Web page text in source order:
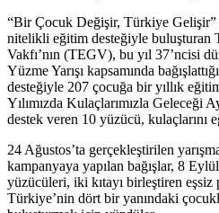
“Bir Çocuk Değişir, Türkiye Gelişir”
nitelikli eğitim desteğiyle
Vakfı’nın (TEGV), bu yıl 37’ncisi
Yüzme Yarışı kapsamında
desteğiyle 207 çocuğa bir yıllık
Yılımızda Kulaçlarımızla Geleceği
destek veren 10 yüzücü, kulaçlarını
24 Ağustos’ta gerçekleştirilen
kampanyaya yapılan bağışlar, 8
yüzücüleri, iki kıtayı birleştiren eşsiz
Türkiye’nin dört bir yanındaki